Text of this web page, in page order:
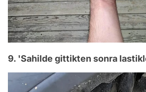
9. 'Sahilde gittikten sonra